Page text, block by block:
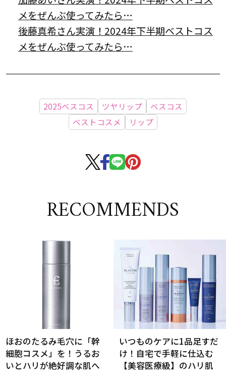
メをぜんぶ使ってみたら…
後藤真希さん実演！2024年下半期ベストコス
メをぜんぶ使ってみたら…
2025ベスコス ツヤリップ
ベスコス
ベストコスメ
リップ
RECOMMENDS
ほおのたるみ毛穴に「幹
細胞コスメ」を！うるお
いとハリが絶好調な肌へ
いつものケアに1品足すだ
け！自宅で手軽に仕込む
【美容医療級】のハリ肌